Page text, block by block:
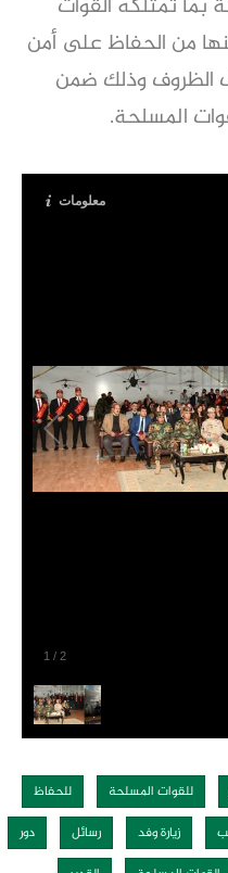
تمتلكه القوات
من الحفاظ على أمن
الظروف وذلك ضمن
المسلحة.
1 / 2
معلومات
للقوات المسلحة
للحفاظ
زيارة وفد رسائل
دور